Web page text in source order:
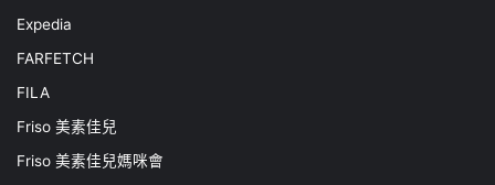
Expedia
FARFETCH
FILA
Friso 美素佳兒
Friso 美素佳兒媽咪會